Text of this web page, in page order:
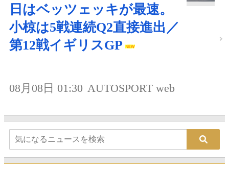
日はベッツェッキが最速。
小椋は5戦連続Q2直接進出／
第12戦イギリスGP
08月08日 01:30 AUTOSPORT web